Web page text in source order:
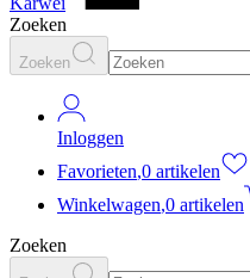
Zoeken
Zoeken
Inloggen
Favorieten,0 artikelen
Winkelwagen,0 artikelen
Zoeken